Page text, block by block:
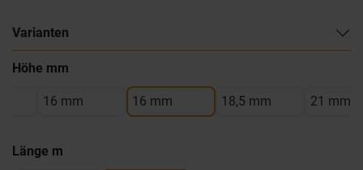
Varianten
Höhe mm
16 mm 16 mm 18,5 mm 21 mm
Länge m